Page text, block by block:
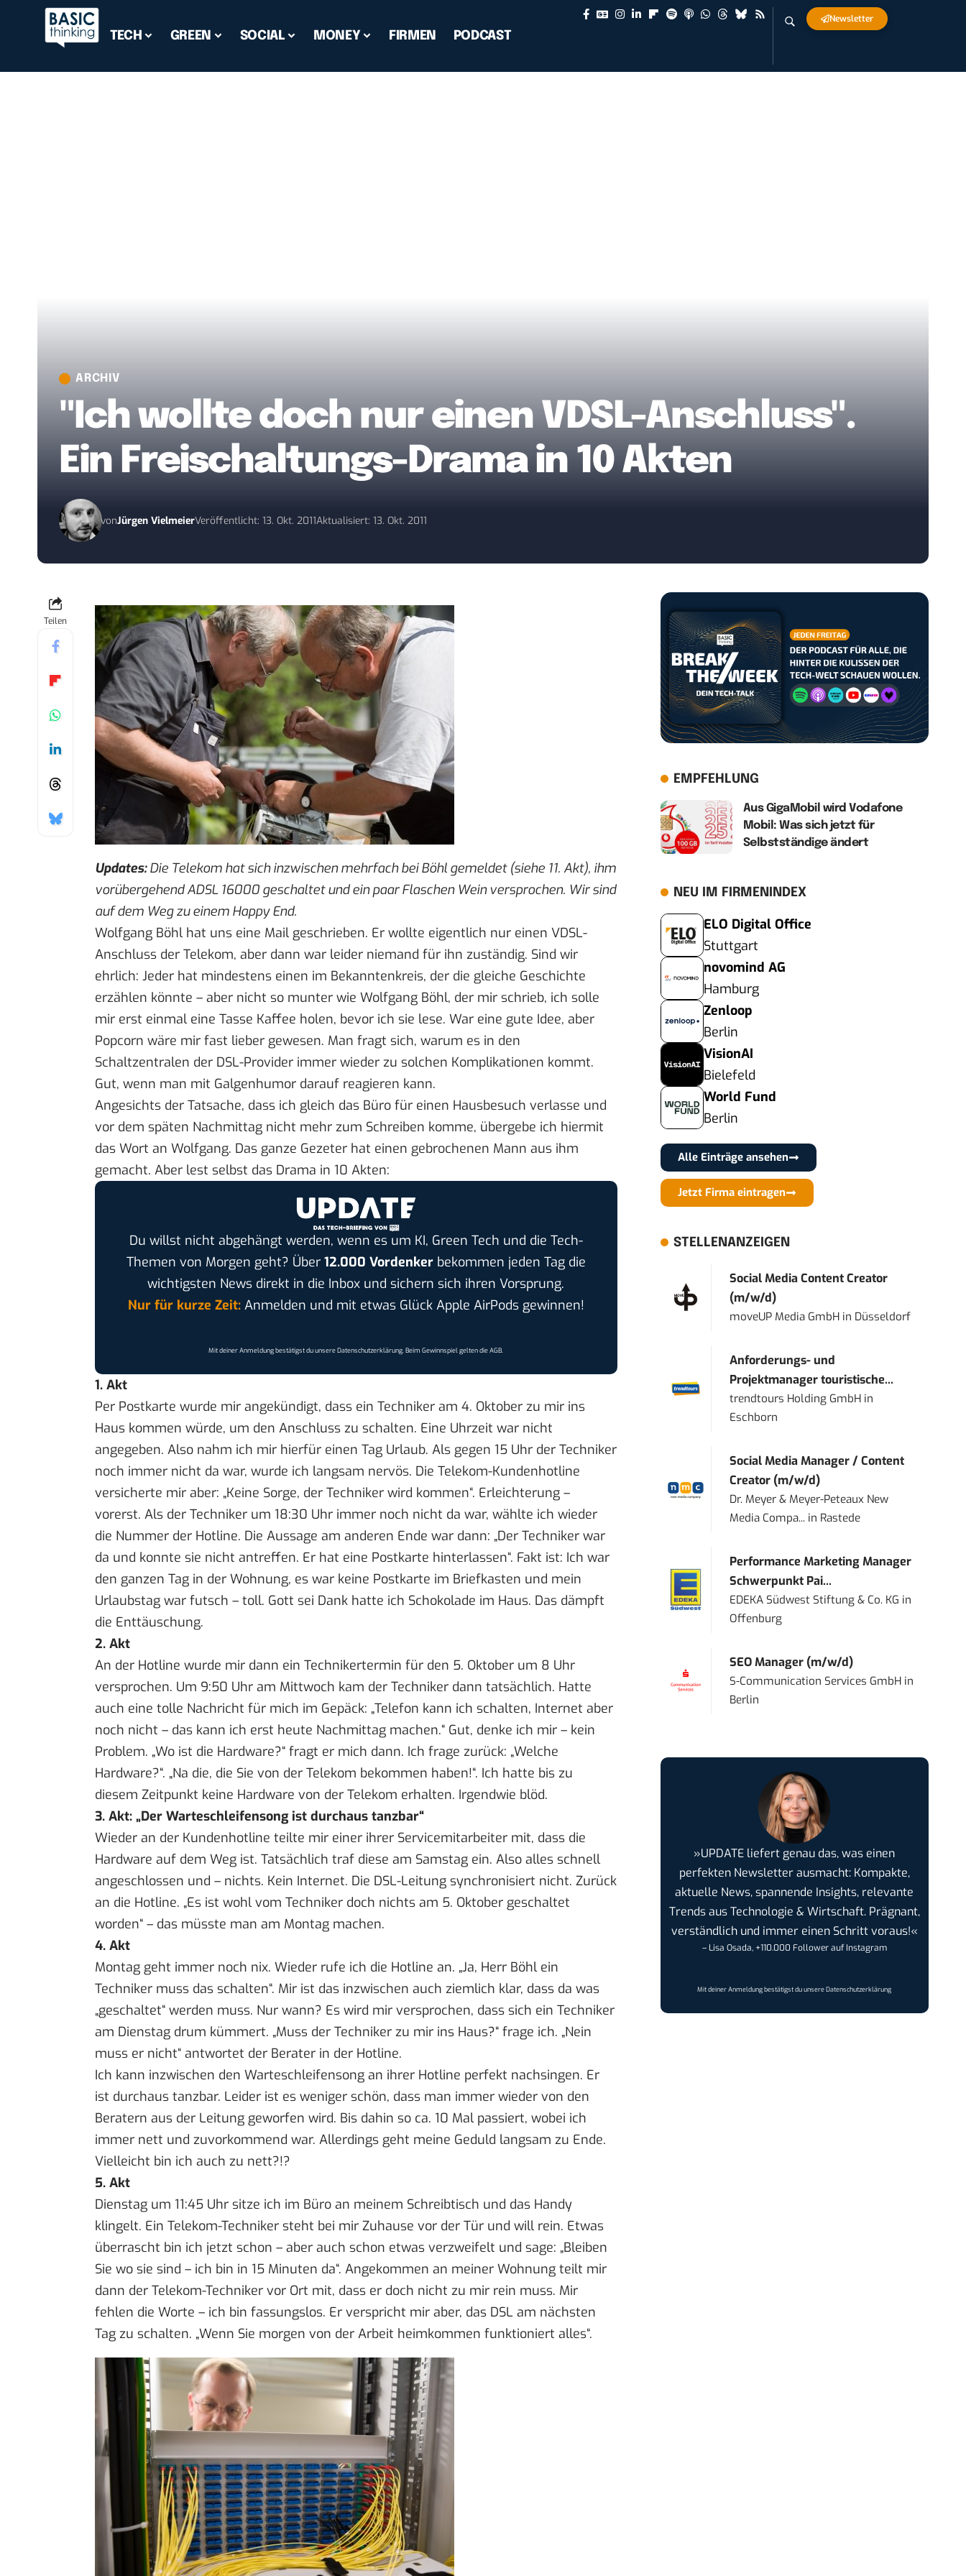
TECH GREEN SOCIAL MONEY FIRMEN PODCAST
Newsletter
ARCHIV
"Ich wollte doch nur einen VDSL-Anschluss".
Ein Freischaltungs-Drama in 10 Akten
vonJürgen VielmeierVeröffentlicht: 13. Okt. 2011Aktualisiert: 13. Okt. 2011
Teilen
Updates:Die Telekom hat sich inzwischen mehrfach bei Böhl gemeldet (siehe 11. Akt), ihm
vorübergehend ADSL 16000 geschaltet und ein paar Flaschen Wein versprochen. Wir sind
auf dem Weg zu einem Happy End.
Wolfgang Böhl hat uns eine Mail geschrieben. Er wollte eigentlich nur einen VDSL-
Anschluss der Telekom, aber dann war leider niemand für ihn zuständig. Sind wir
ehrlich: Jeder hat mindestens einen im Bekanntenkreis, der die gleiche Geschichte
erzählen könnte – aber nicht so munter wie Wolfgang Böhl, der mir schrieb, ich solle
mir erst einmal eine Tasse Kaffee holen, bevor ich sie lese. War eine gute Idee, aber
Popcorn wäre mir fast lieber gewesen. Man fragt sich, warum es in den
Schaltzentralen der DSL-Provider immer wieder zu solchen Komplikationen kommt.
Gut, wenn man mit Galgenhumor darauf reagieren kann.
Angesichts der Tatsache, dass ich gleich das Büro für einen Hausbesuch verlasse und
vor dem späten Nachmittag nicht mehr zum Schreiben komme, übergebe ich hiermit
das Wort an Wolfgang. Das ganze Gezeter hat einen gebrochenen Mann aus ihm
gemacht. Aber lest selbst das Drama in 10 Akten:
Du willst nicht abgehängt werden, wenn es um KI, Green Tech und die Tech-
Themen von Morgen geht? Über 12.000 Vordenkerbekommen jeden Tag die
wichtigsten News direkt in die Inbox und sichern sich ihren Vorsprung.
Nur für kurze Zeit:Anmelden und mit etwas Glück Apple AirPods gewinnen!
Mit deiner Anmeldung bestätigst du unsereDatenschutzerklärung. Beim Gewinnspiel gelten dieAGB.
1. Akt
Per Postkarte wurde mir angekündigt, dass ein Techniker am 4. Oktober zu mir ins
Haus kommen würde, um den Anschluss zu schalten. Eine Uhrzeit war nicht
angegeben. Also nahm ich mir hierfür einen Tag Urlaub. Als gegen 15 Uhr der Techniker
noch immer nicht da war, wurde ich langsam nervös. Die Telekom-Kundenhotline
versicherte mir aber: „Keine Sorge, der Techniker wird kommen“. Erleichterung –
vorerst. Als der Techniker um 18:30 Uhr immer noch nicht da war, wählte ich wieder
die Nummer der Hotline. Die Aussage am anderen Ende war dann: „Der Techniker war
da und konnte sie nicht antreffen. Er hat eine Postkarte hinterlassen“. Fakt ist: Ich war
den ganzen Tag in der Wohnung, es war keine Postkarte im Briefkasten und mein
Urlaubstag war futsch – toll. Gott sei Dank hatte ich Schokolade im Haus. Das dämpft
die Enttäuschung.
2. Akt
An der Hotline wurde mir dann ein Technikertermin für den 5. Oktober um 8 Uhr
versprochen. Um 9:50 Uhr am Mittwoch kam der Techniker dann tatsächlich. Hatte
auch eine tolle Nachricht für mich im Gepäck: „Telefon kann ich schalten, Internet aber
noch nicht – das kann ich erst heute Nachmittag machen.“ Gut, denke ich mir – kein
Problem. „Wo ist die Hardware?“ fragt er mich dann. Ich frage zurück: „Welche
Hardware?“. „Na die, die Sie von der Telekom bekommen haben!“. Ich hatte bis zu
diesem Zeitpunkt keine Hardware von der Telekom erhalten. Irgendwie blöd.
3. Akt: „Der Warteschleifensong ist durchaus tanzbar“
Wieder an der Kundenhotline teilte mir einer ihrer Servicemitarbeiter mit, dass die
Hardware auf dem Weg ist. Tatsächlich traf diese am Samstag ein. Also alles schnell
angeschlossen und – nichts. Kein Internet. Die DSL-Leitung synchronisiert nicht. Zurück
an die Hotline. „Es ist wohl vom Techniker doch nichts am 5. Oktober geschaltet
worden“ – das müsste man am Montag machen.
4. Akt
Montag geht immer noch nix. Wieder rufe ich die Hotline an. „Ja, Herr Böhl ein
Techniker muss das schalten“. Mir ist das inzwischen auch ziemlich klar, dass da was
„geschaltet“ werden muss. Nur wann? Es wird mir versprochen, dass sich ein Techniker
am Dienstag drum kümmert. „Muss der Techniker zu mir ins Haus?“ frage ich. „Nein
muss er nicht“ antwortet der Berater in der Hotline.
Ich kann inzwischen den Warteschleifensong an ihrer Hotline perfekt nachsingen. Er
ist durchaus tanzbar. Leider ist es weniger schön, dass man immer wieder von den
Beratern aus der Leitung geworfen wird. Bis dahin so ca. 10 Mal passiert, wobei ich
immer nett und zuvorkommend war. Allerdings geht meine Geduld langsam zu Ende.
Vielleicht bin ich auch zu nett?!?
5. Akt
Dienstag um 11:45 Uhr sitze ich im Büro an meinem Schreibtisch und das Handy
klingelt. Ein Telekom-Techniker steht bei mir Zuhause vor der Tür und will rein. Etwas
überrascht bin ich jetzt schon – aber auch schon etwas verzweifelt und sage: „Bleiben
Sie wo sie sind – ich bin in 15 Minuten da“. Angekommen an meiner Wohnung teilt mir
dann der Telekom-Techniker vor Ort mit, dass er doch nicht zu mir rein muss. Mir
fehlen die Worte – ich bin fassungslos. Er verspricht mir aber, das DSL am nächsten
Tag zu schalten. „Wenn Sie morgen von der Arbeit heimkommen funktioniert alles“.
EMPFEHLUNG
Aus GigaMobil wird Vodafone
Mobil: Was sich jetzt für
Selbstständige ändert
NEU IM FIRMENINDEX
ELO Digital Office
Stuttgart
novomind AG
Hamburg
Zenloop
Berlin
VisionAI
Bielefeld
World Fund
Berlin
Alle Einträge ansehen
Jetzt Firma eintragen
STELLENANZEIGEN
Social Media Content Creator
(m/w/d)
moveUP Media GmbH in Düsseldorf
Anforderungs- und
Projektmanager touristische...
trendtours Holding GmbH in
Eschborn
Social Media Manager / Content
Creator (m/w/d)
Dr. Meyer & Meyer-Peteaux New
Media Compa... in Rastede
Performance Marketing Manager
Schwerpunkt Pai...
EDEKA Südwest Stiftung & Co. KG in
Offenburg
SEO Manager (m/w/d)
S-Communication Services GmbH in
Berlin
»UPDATE liefert genau das, was einen
perfekten Newsletter ausmacht: Kompakte,
aktuelle News, spannende Insights, relevante
Trends aus Technologie & Wirtschaft. Prägnant,
verständlich und immer einen Schritt voraus!«
– Lisa Osada, +110.000 Follower auf Instagram
Mit deiner Anmeldung bestätigst du unsereDatenschutzerklärung